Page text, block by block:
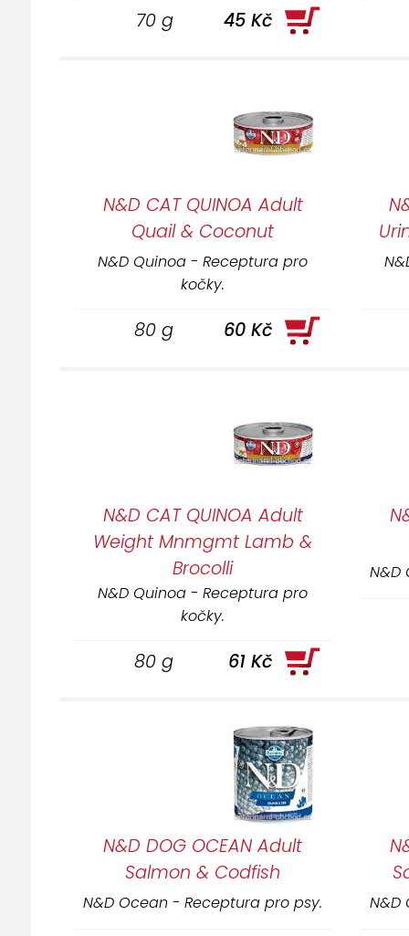
70 g 45 Kč
N&D CAT QUINOA Adult
Quail & Coconut
N&D Quinoa - Receptura pro
kočky.
80 g 60 Kč
N&D CAT QUINOA Adult
Weight Mnmgmt Lamb &
Brocolli
N&D Quinoa - Receptura pro
kočky.
80 g 61 Kč
N&D
N&D DOG OCEAN Adult
Salmon & Codfish
N&D Ocean - Receptura pro psy. N&D